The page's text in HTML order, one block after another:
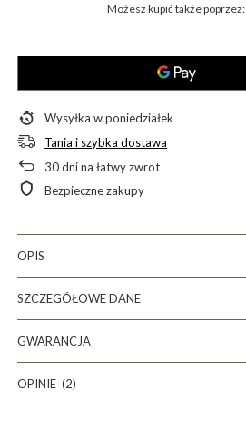
Możesz kupić także poprzez:
Wysyłkaw poniedziałek
Tania i szybka dostawa
30dni na łatwy zwrot
Bezpieczne zakupy
OPIS
SZCZEGÓŁOWE DANE
GWARANCJA
OPINIE (2)